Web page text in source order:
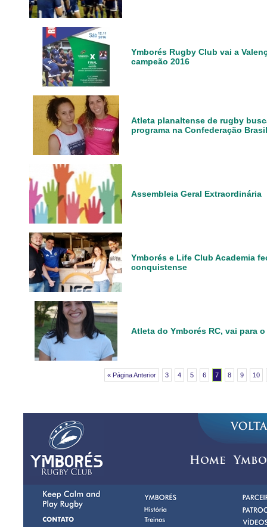
Ymborés Rugby Club vai a
campeão 2016
Atleta planaltense de rugby
programa na Confederação
Assembleia Geral Extraordinária
Ymborés e Life Club Academia
conquistense
Atleta do Ymborés RC, vai para
« Página Anterior 3 4 5 6 7 8 9 10
Home